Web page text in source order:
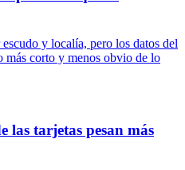
y localía, pero los datos del
más corto y menos obvio de lo
las tarjetas pesan más